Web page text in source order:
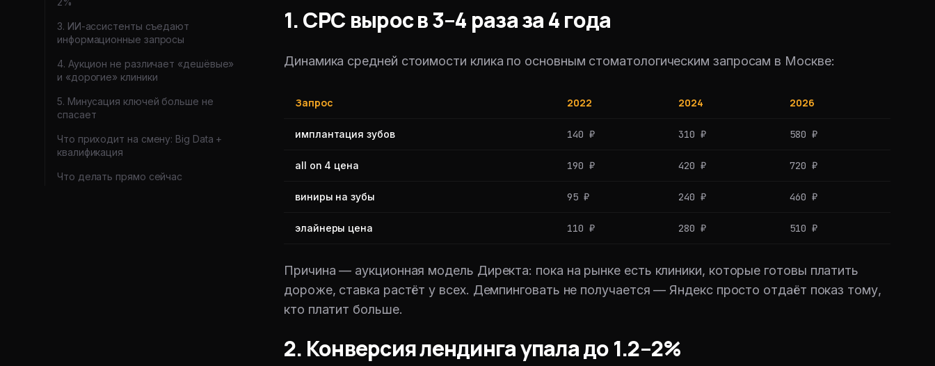
3. ИИ-ассистенты съедают
информационные запросы
4. Аукцион не различает «дешёвые»
и «дорогие» клиники
5. Минусация ключей больше не
спасает
Что приходит на смену: Big Data +
квалификация
Что делать прямо сейчас
1. CPC вырос в 3–4 раза за 4 года
Динамика средней стоимости клика по основным стоматологическим запросам в Москве:
Запрос 2022 2024 2026
имплантация зубов 140 ₽ 310 ₽ 580 ₽
all on 4 цена 190 ₽ 420 ₽ 720 ₽
виниры на зубы 95 ₽ 240 ₽ 460 ₽
элайнеры цена 110 ₽ 280 ₽ 510 ₽
Причина — аукционная модель Директа: пока на рынке есть клиники, которые готовы платить
дороже, ставка растёт у всех. Демпинговать не получается — Яндекс просто отдаёт показ тому,
кто платит больше.
2. Конверсия лендинга упала до 1.2–2%